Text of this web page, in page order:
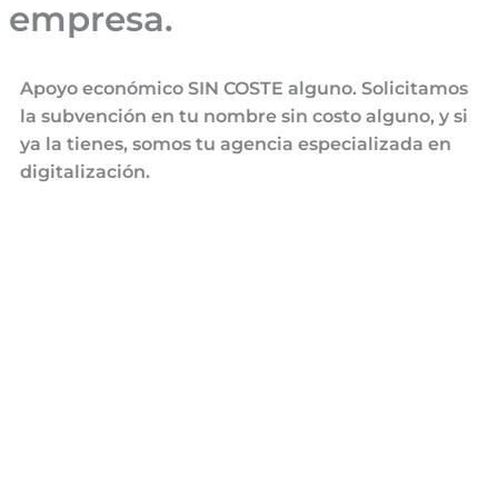
empresa.
Apoyo económico SIN COSTE alguno. Solicitamos
la subvención en tu nombre sin costo alguno, y si
ya la tienes, somos tu agencia especializada en
digitalización.